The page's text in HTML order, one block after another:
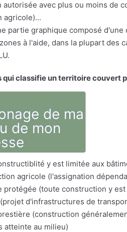
avec plus ou moins de
agricole)...
partie graphique composé
à l'aide, dans la plupart des
qui classifie un territoire couvert
de ma
de mon
y est limitée aux
agricole (l'assignation
protégée (toute construction y
d'infrastructures de
(construction
atteinte au milieu)